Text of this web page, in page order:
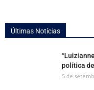
Últimas Notícias
política
5 de